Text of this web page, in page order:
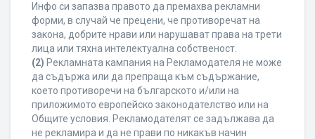
Инфо си запазва правото да премахва рекламни
форми, в случай че прецени, че противоречат на
закона, добрите нрави или нарушават права на трети
лица или тяхна интелектуална собственост.
(2) Рекламната кампания на Рекламодателя не може
да съдържа или да препраща към съдържание,
което противоречи на българското и/или на
приложимото европейско законодателство или на
Общите условия. Рекламодателят се задължава да
не рекламира и да не прави по никакъв начин